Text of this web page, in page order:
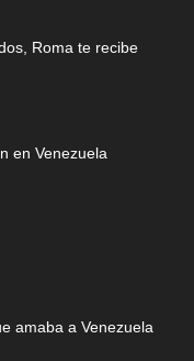
Roma te recibe
en Venezuela
amaba a Venezuela